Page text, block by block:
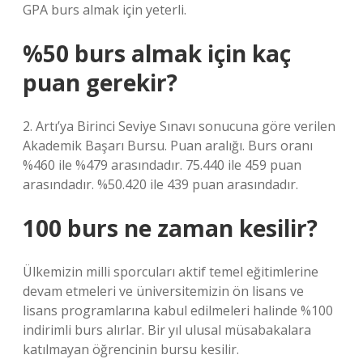
GPA burs almak için yeterli.
%50 burs almak için kaç
puan gerekir?
2. Artı’ya Birinci Seviye Sınavı sonucuna göre verilen
Akademik Başarı Bursu. Puan aralığı. Burs oranı
%460 ile %479 arasındadır. 75.440 ile 459 puan
arasındadır. %50.420 ile 439 puan arasındadır.
100 burs ne zaman kesilir?
Ülkemizin milli sporcuları aktif temel eğitimlerine
devam etmeleri ve üniversitemizin ön lisans ve
lisans programlarına kabul edilmeleri halinde %100
indirimli burs alırlar. Bir yıl ulusal müsabakalara
katılmayan öğrencinin bursu kesilir.